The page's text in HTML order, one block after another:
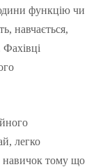
функцію чи
навчається,
Фахівці
легко
навичок тому що